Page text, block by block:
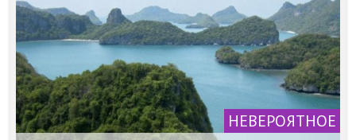
НЕВЕРОЯТНОЕ